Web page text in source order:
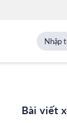
Bài viết